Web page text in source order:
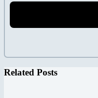
Related Posts